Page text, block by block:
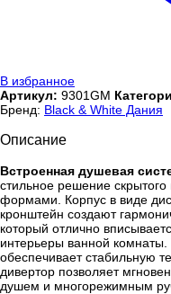
В избранное
Артикул: 9301GM
Бренд: Black & White Дания
Описание
Встроенная душевая
стильное решение
формами. Корпус в виде
кронштейн создают
который отлично
интерьеры ванной комнаты.
обеспечивает стабильную
дивертор позволяет
душем и многорежимным